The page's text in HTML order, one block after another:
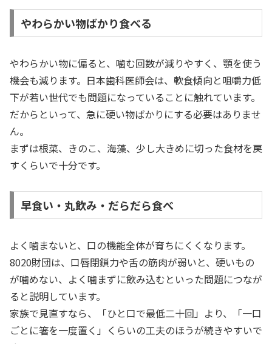
やわらかい物ばかり食べる
やわらかい物に偏ると、噛む回数が減りやすく、顎を使う
機会も減ります。日本歯科医師会は、軟食傾向と咀嚼力低
下が若い世代でも問題になっていることに触れています。
だからといって、急に硬い物ばかりにする必要はありませ
ん。
まずは根菜、きのこ、海藻、少し大きめに切った食材を戻
すくらいで十分です。
早食い・丸飲み・だらだら食べ
よく噛まないと、口の機能全体が育ちにくくなります。
8020財団は、口唇閉鎖力や舌の筋肉が弱いと、硬いもの
が噛めない、よく噛まずに飲み込むといった問題につなが
ると説明しています。
家族で見直すなら、「ひと口で最低二十回」より、「一口
ごとに箸を一度置く」くらいの工夫のほうが続きやすいで